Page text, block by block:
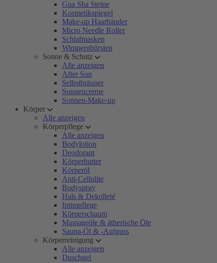
Gua Sha Steine
Kosmetikspiegel
Make-up Haarbänder
Micro Needle Roller
Schlafmasken
Wimpernbürsten
Sonne & Schutz
Alle anzeigen
After Sun
Selbstbräuner
Sonnencreme
Sonnen-Make-up
Körper
Alle anzeigen
Körperpflege
Alle anzeigen
Bodylotion
Deodorant
Körperbutter
Körperöl
Anti-Cellulite
Bodyspray
Hals & Dekolleté
Intimpflege
Körperschaum
Massageöle & ätherische Öle
Sauna-Öl & -Aufguss
Körperreinigung
Alle anzeigen
Duschgel